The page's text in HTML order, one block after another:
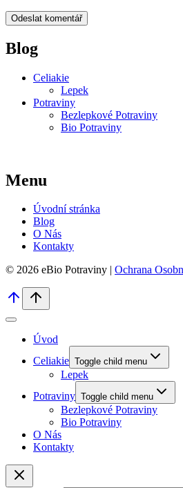
Blog
Celiakie
Lepek
Potraviny
Bezlepkové Potraviny
Bio Potraviny
Menu
Úvodní stránka
Blog
O Nás
Kontakty
© 2026 eBio Potraviny | Ochrana
Úvod
Celiakie Toggle child menu
Lepek
Potraviny Toggle child menu
Bezlepkové Potraviny
Bio Potraviny
O Nás
Kontakty